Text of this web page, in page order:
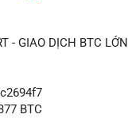
- GIAO DỊCH BTC LỚN
BTC